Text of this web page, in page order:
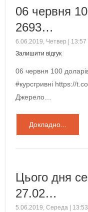
06 червня
2693…
6.06.2019, Четвер | 13:57
Залишити відгук
06 червня 100
#курсгривні https://
Джерело…
Докладно...
Цього дня
27.02…
5.06.2019, Середа | 13:53